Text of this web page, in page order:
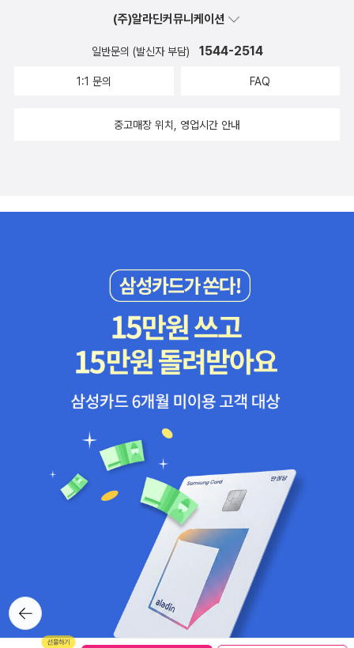
뒤로가
기
(주)알라딘커뮤니케이션
일반문의 (발신자 부담) 1544-2514
1:1 문의 FAQ
중고매장 위치, 영업시간 안내